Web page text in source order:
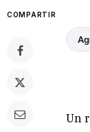
COMPARTIR
Un